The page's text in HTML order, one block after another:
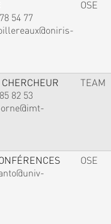
54 77
OSE
82 53
TEAM
OSE